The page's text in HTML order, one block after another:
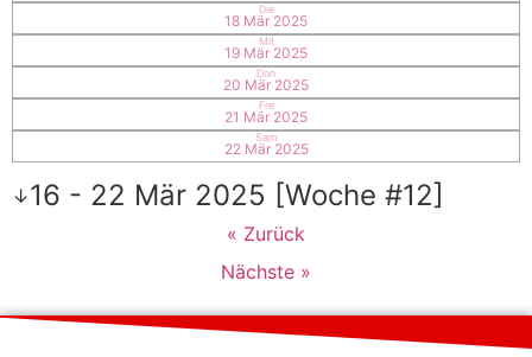
Die
18 Mär 2025
Mit
19 Mär 2025
Don
20 Mär 2025
Fre
21 Mär 2025
Sam
22 Mär 2025
↓16 - 22 Mär 2025 [Woche #12]
« Zurück
Nächste »